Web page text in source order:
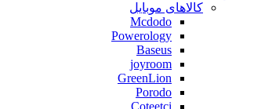
کالاهای موبایل
Mcdodo
Powerology
Baseus
joyroom
GreenLion
Porodo
Coteetci